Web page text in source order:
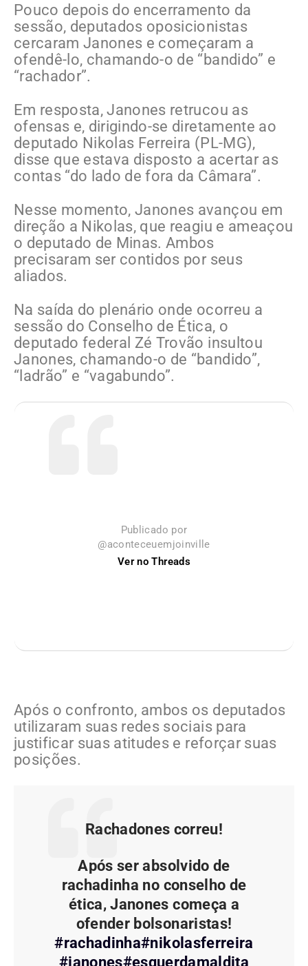
Pouco depois do encerramento da
sessão, deputados oposicionistas
cercaram Janones e começaram a
ofendê-lo, chamando-o de “bandido” e
“rachador”.
Em resposta, Janones retrucou as
ofensas e, dirigindo-se diretamente ao
deputado Nikolas Ferreira (PL-MG),
disse que estava disposto a acertar as
contas “do lado de fora da Câmara”.
Nesse momento, Janones avançou em
direção a Nikolas, que reagiu e ameaçou
o deputado de Minas. Ambos
precisaram ser contidos por seus
aliados.
Na saída do plenário onde ocorreu a
sessão do Conselho de Ética, o
deputado federal Zé Trovão insultou
Janones, chamando-o de “bandido”,
“ladrão” e “vagabundo”.
Publicado por
@aconteceuemjoinville
Ver no Threads
Após o confronto, ambos os deputados
utilizaram suas redes sociais para
justificar suas atitudes e reforçar suas
posições.
Rachadones correu!
Após ser absolvido de
rachadinha no conselho de
ética, Janones começa a
ofender bolsonaristas!
#rachadinha#nikolasferreira
#janones#esquerdamaldita